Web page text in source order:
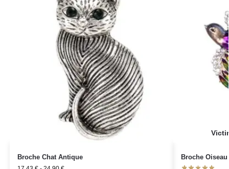
Broche Chat Antique Broche